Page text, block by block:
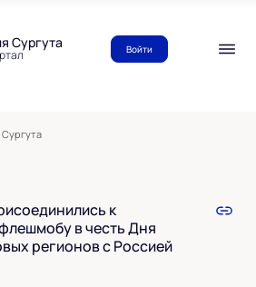
Сургута Войти
к
в честь Дня
регионов с Россией